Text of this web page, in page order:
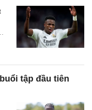
tập đầu tiên